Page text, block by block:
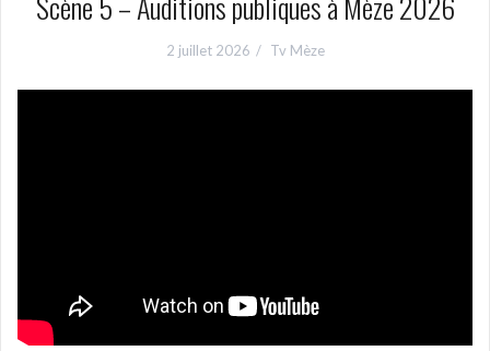
2 juillet 2026 Tv Mèze